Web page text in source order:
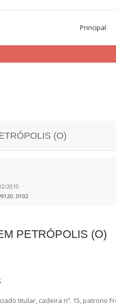
Principal
(O)
2010
PETRÓPOLIS (O)
titular, cadeira nº. 15, patrono